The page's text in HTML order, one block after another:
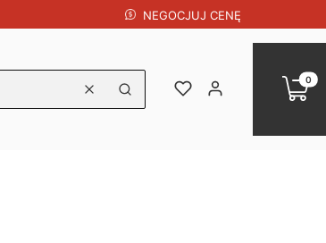
NEGOCJUJ CENĘ
WyczyśćSzukaj
UlubioneZaloguj się